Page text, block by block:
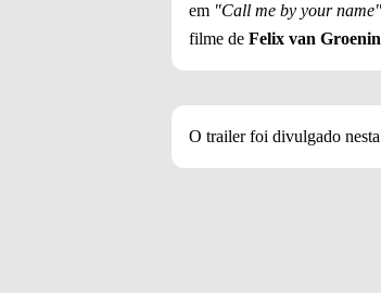
em "Call me by your name"
filme de Felix van
O trailer foi divulgado